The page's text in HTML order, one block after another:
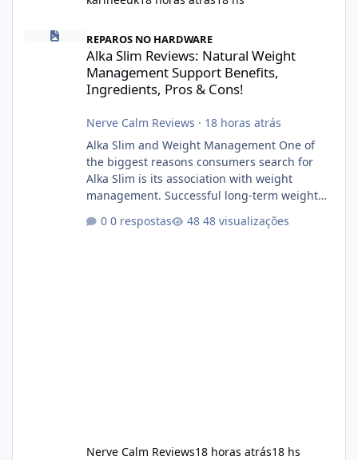
Alka Slim Reviews: Natural Weight Management Support
REPAROS NO HARDWARE
Alka Slim Reviews: Natural Weight
Management Support Benefits,
Ingredients, Pros & Cons!
Nerve Calm Reviews · 18 horas atrás
Alka Slim and Weight Management One of
the biggest reasons consumers search for
Alka Slim is its association with weight
management. Successful long-term weight
consistency rather than quick fixes. A
0 respostas 48 visualizações
Nerve Calm Reviews18 horas atrás18 hs